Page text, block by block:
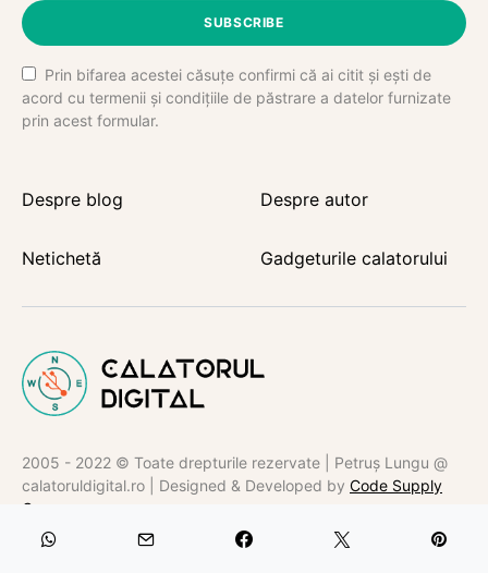
SUBSCRIBE
Prin bifarea acestei căsuțe confirmi că ai citit și ești de
acord cu termenii și condițiile de păstrare a datelor furnizate
prin acest formular.
Despre blog Despre autor
Netichetă Gadgeturile calatorului
2005 - 2022 © Toate drepturile rezervate | Petruș Lungu @
calatoruldigital.ro | Designed & Developed by Code Supply
Co.